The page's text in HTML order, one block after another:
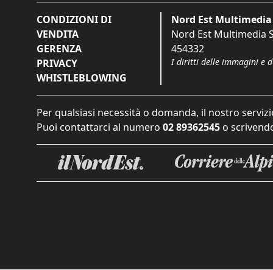
CONDIZIONI DI
VENDITA
GERENZA
PRIVACY
WHISTLEBLOWING
Nord Est Multimedia
Nord Est Multimedia
454332
I diritti delle immagini e
Per qualsiasi necessità o domanda, il nostro
Puoi contattarci al numero 02 89362545 o